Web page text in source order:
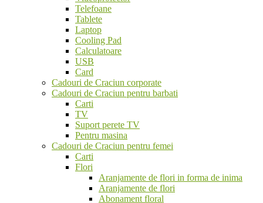
Telefoane
Tablete
Laptop
Cooling Pad
Calculatoare
USB
Card
Cadouri de Craciun corporate
Cadouri de Craciun pentru barbati
Carti
TV
Suport perete TV
Pentru masina
Cadouri de Craciun pentru femei
Carti
Flori
Aranjamente de flori in forma de inima
Aranjamente de flori
Abonament floral